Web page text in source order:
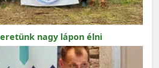
nagy lápon élni